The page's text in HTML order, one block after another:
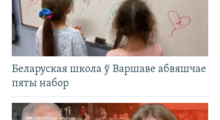
Беларуская школа ў Варшаве абвяшчае
пяты набор